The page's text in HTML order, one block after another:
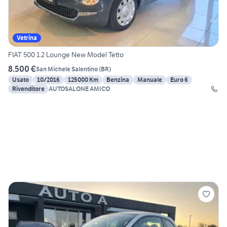
Vetrina
FIAT 500 1.2 Lounge New Model Tetto
8.500 €San Michele Salentino(BR)
Usato
10/2016 125000 Km Benzina Manuale
Euro 6
Rivenditore AUTOSALONE AMICO